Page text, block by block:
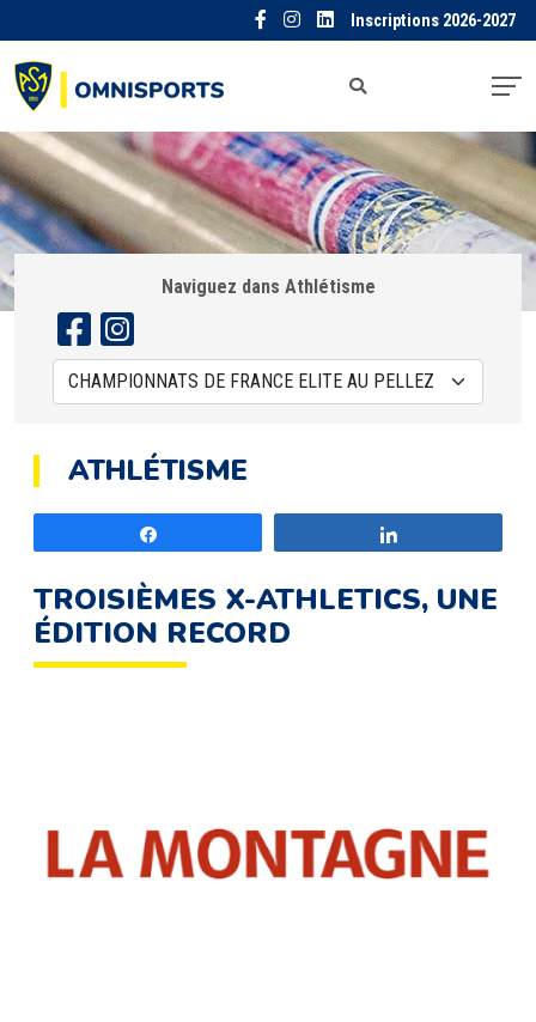
Inscriptions 2026-2027
Naviguez dans Athlétisme
ATHLÉTISME
TROISIÈMES X-ATHLETICS, UNE
ÉDITION RECORD